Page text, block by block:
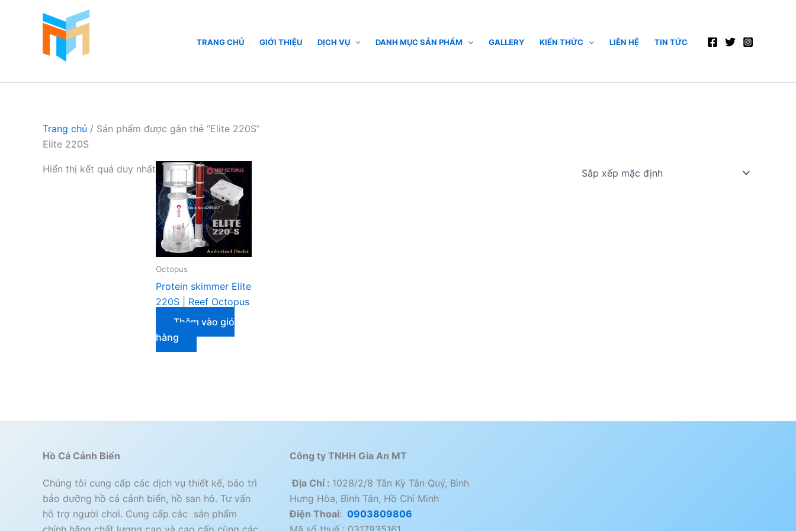
TRANG CHỦ GIỚI THIỆU DỊCH VỤ DANH MỤC SẢN PHẨM GALLERY KIẾN THỨC LIÊN HỆ TIN TỨC
Trang chủ / Sản phẩm được gắn thẻ “Elite 220S”
Elite 220S
Hiển thị kết quả duy nhất
Octopus
Protein skimmer Elite
220S | Reef Octopus
Thêm vào giỏ
hàng
Hồ Cá Cảnh Biển
Chúng tôi cung cấp các dịch vụ thiết kế, bảo trì
bảo dưỡng hồ cá cảnh biển, hồ san hô. Tư vấn
hỗ trợ người chơi. Cung cấp các sản phẩm
Công ty TNHH Gia An MT
Địa Chỉ : 1028/2/8 Tân Kỳ Tân Quý, Bình
Hưng Hòa, Bình Tân, Hồ Chí Minh
Điện Thoai: 0903809806